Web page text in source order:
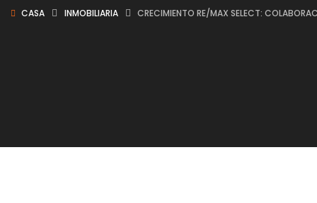
CASA INMOBILIARIA CRECIMIENTO RE/MAX SELECT: